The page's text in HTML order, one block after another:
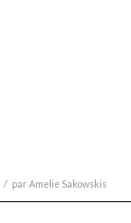
/ par Amelie Sakowskis